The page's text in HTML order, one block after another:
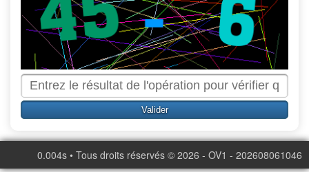
0.004s • Tous droits réservés © 2026 - OV1 - 202608061046